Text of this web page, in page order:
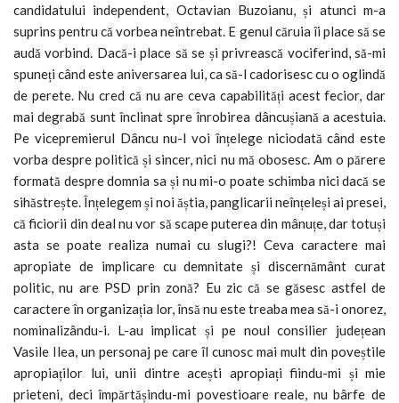
candidatului independent, Octavian Buzoianu, și atunci m-a
suprins pentru că vorbea neîntrebat. E genul căruia îi place să se
audă vorbind. Dacă-i place să se și privrească vociferind, să-mi
spuneți când este aniversarea lui, ca să-l cadorisesc cu o oglindă
de perete. Nu cred că nu are ceva capabilități acest fecior, dar
mai degrabă sunt înclinat spre înrobirea dâncușiană a acestuia.
Pe vicepremierul Dâncu nu-l voi înțelege niciodată când este
vorba despre politică și sincer, nici nu mă obosesc. Am o părere
formată despre domnia sa și nu mi-o poate schimba nici dacă se
sihăstrește. Înțelegem și noi ăștia, panglicarii neînțeleși ai presei,
că ficiorii din deal nu vor să scape puterea din mânuțe, dar totuși
asta se poate realiza numai cu slugi?! Ceva caractere mai
apropiate de implicare cu demnitate și discernământ curat
politic, nu are PSD prin zonă? Eu zic că se găsesc astfel de
caractere în organizația lor, însă nu este treaba mea să-i onorez,
nominalizându-i. L-au implicat și pe noul consilier județean
Vasile Ilea, un personaj pe care îl cunosc mai mult din poveștile
apropiaților lui, unii dintre acești apropiați fiindu-mi și mie
prieteni, deci împărtășindu-mi povestioare reale, nu bârfe de